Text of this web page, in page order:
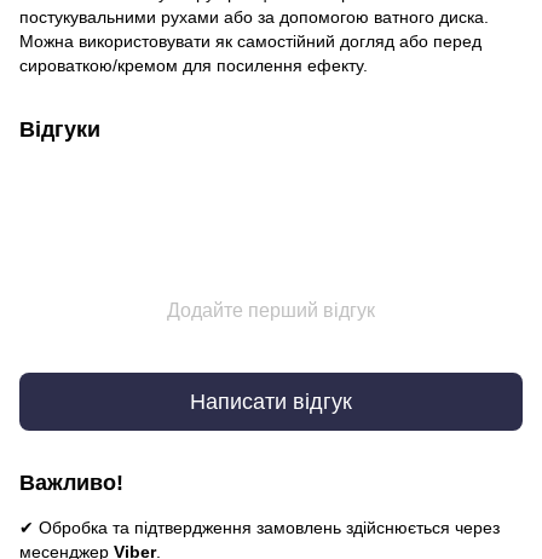
постукувальними рухами або за допомогою ватного диска.
Можна використовувати як самостійний догляд або перед
сироваткою/кремом для посилення ефекту.
Відгуки
Додайте перший відгук
Написати відгук
Важливо!
✔ Обробка та підтвердження замовлень здійснюється через
месенджер Viber.